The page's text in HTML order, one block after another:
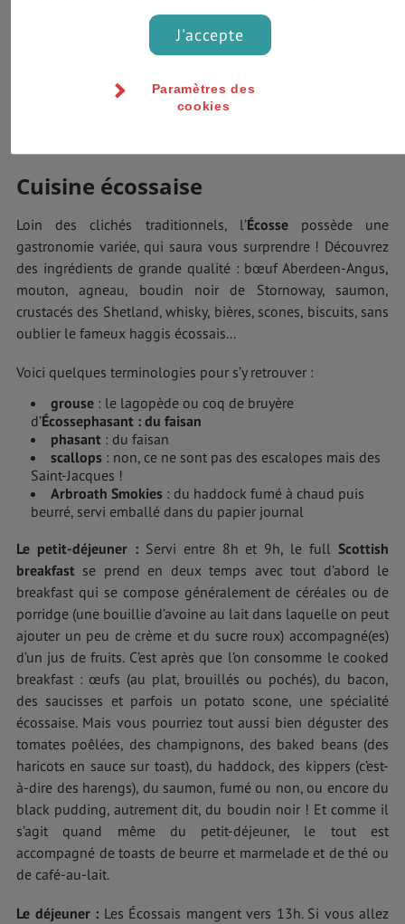
Politique et religion
est une démocratie parlementaire. La principale
Cuisine écossaise
Loin des clichés traditionnels, l’Écossepossède une
gastronomie variée, qui saura vous surprendre ! Découvrez
des ingrédients de grande qualité : bœuf Aberdeen-Angus,
mouton, agneau, boudin noir de Stornoway, saumon,
crustacés des Shetland, whisky, bières, scones, biscuits, sans
oublier le fameux haggis écossais...
Voici quelques terminologies pour s’y retrouver :
grouse : le lagopède ou coq de bruyère
d’Écossephasant : du faisan
phasant : du faisan
scallops : non, ce ne sont pas des escalopes mais des
Saint-Jacques !
Arbroath Smokies : du haddock fumé à chaud puis
beurré, servi emballé dans du papier journal
Le petit-déjeuner :Servi entre 8h et 9h, le fullScottish
breakfast se prend en deux temps avec tout d’abord le
breakfast qui se compose généralement de céréales ou de
porridge (une bouillie d’avoine au lait dans laquelle on peut
ajouter un peu de crème et du sucre roux) accompagné(es)
d’un jus de fruits. C’est après que l’on consomme le cooked
breakfast : œufs (au plat, brouillés ou pochés), du bacon,
des saucisses et parfois un potato scone, une spécialité
écossaise. Mais vous pourriez tout aussi bien déguster des
tomates poêlées, des champignons, des baked beans (des
haricots en sauce sur toast), du haddock, des kippers (c’est-
à-dire des harengs), du saumon, fumé ou non, ou encore du
black pudding, autrement dit, du boudin noir ! Et comme il
s’agit quand même du petit-déjeuner, le tout est
accompagné de toasts de beurre et marmelade et de thé ou
de café-au-lait.
Le déjeuner : Les Écossais mangent vers 13h. Si vous allez
J'accepte
Paramètres des
cookies